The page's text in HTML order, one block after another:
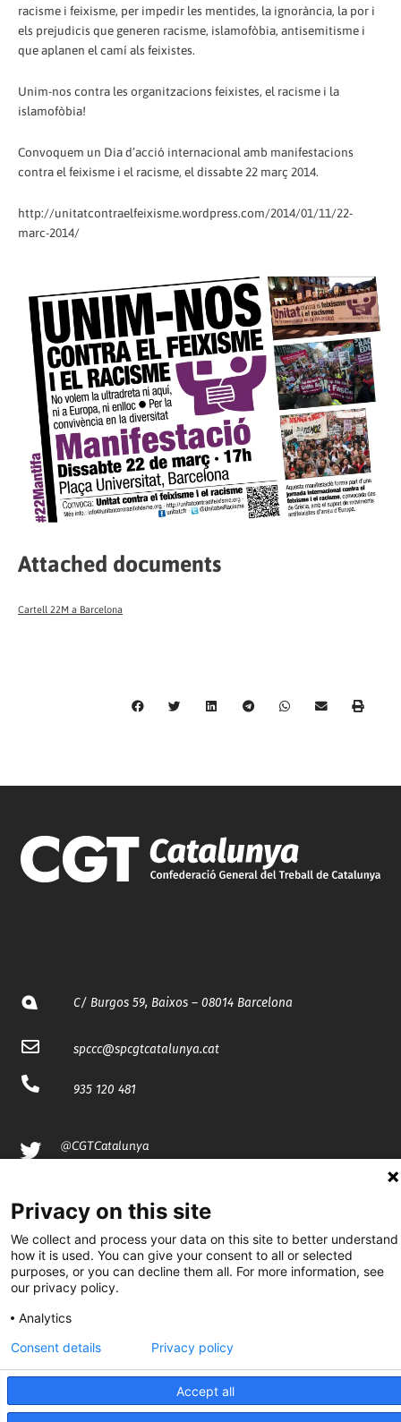
racisme i feixisme, per impedir les mentides, la ignorància, la por i
els prejudicis que generen racisme, islamofòbia, antisemitisme i
que aplanen el camí als feixistes.
Unim-nos contra les organitzacions feixistes, el racisme i la
islamofòbia!
Convoquem un Dia d’acció internacional amb manifestacions
contra el feixisme i el racisme, el dissabte 22 març 2014.
http://unitatcontraelfeixisme.wordpress.com/2014/01/11/22-
marc-2014/
Attached documents
Cartell 22M a Barcelona
C/ Burgos 59, Baixos – 08014 Barcelona
spccc@spcgtcatalunya.cat
935 120 481
@CGTCatalunya
CGTCatalunya
cgtcatalunya
Privacy on this site
We collect and process your data on this site to better understand
how it is used. You can give your consent to all or selected
purposes, or you can decline them all. For more information, see
our privacy policy.
Analytics
Accept all
Consent details Privacy policy